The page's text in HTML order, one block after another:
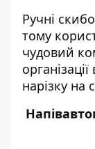
Ручні
тому
чудовий
нарізку на